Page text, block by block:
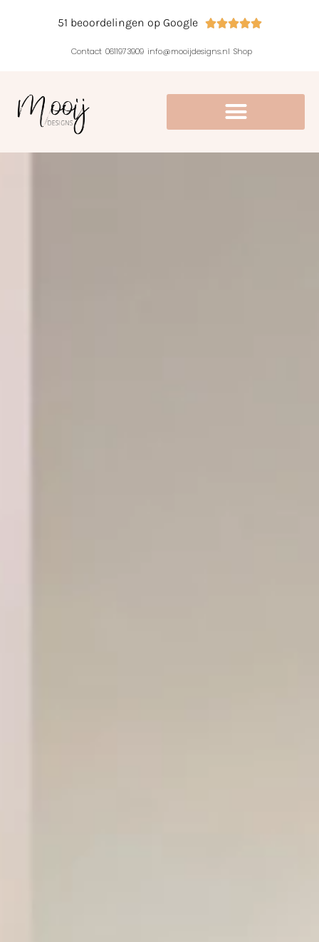
51 beoordelingen op Google 
Contact 0611973909 info@mooijdesigns.nl Shop